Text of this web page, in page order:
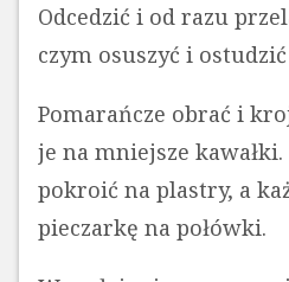
Odcedzić i od razu
czym osuszyć i
Pomarańcze obrać i
je na mniejsze
pokroić na plastry, a
pieczarkę na połówki.